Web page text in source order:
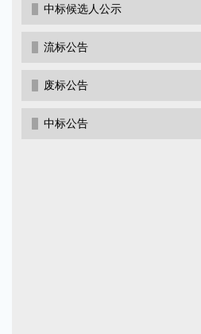
中标候选人公示
流标公告
废标公告
中标公告